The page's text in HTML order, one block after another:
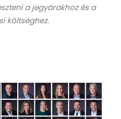
a jegyárakhoz és a
költséghez.